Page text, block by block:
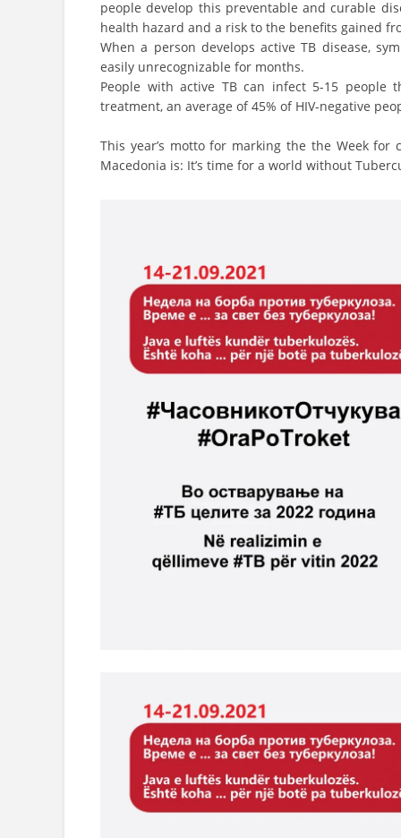
people develop this preventable and curable
health hazard and a risk to the benefits gained
When a person develops active TB disease,
easily unrecognizable for months.
People with active TB can infect 5-15
treatment, an average of 45% of HIV-negative
This year’s motto for marking the the Week
Macedonia is: It’s time for a world without